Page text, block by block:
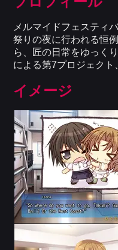
メルマイドフェスティ
祭りの夜に行われる恒
ら、匠の日常をゆっく
による第7プロジェクト
イメージ